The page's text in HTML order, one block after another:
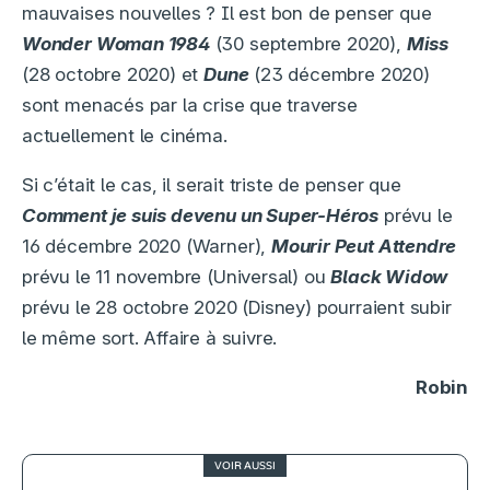
mauvaises nouvelles ? Il est bon de penser que
Wonder Woman 1984(30 septembre 2020), Miss
(28 octobre 2020) etDune(23 décembre 2020)
sont menacés par la crise que traverse
actuellement le cinéma.
Si c’était le cas, il serait triste de penser que
Comment je suis devenu un Super-Héros prévu le
16 décembre 2020 (Warner), Mourir Peut Attendre
prévu le 11 novembre (Universal) ouBlack Widow
prévu le 28 octobre 2020 (Disney) pourraient subir
le même sort. Affaire à suivre.
Robin
VOIR AUSSI